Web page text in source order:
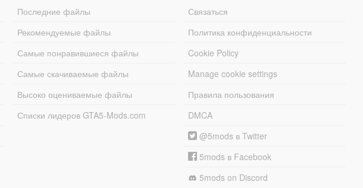
Последние файлы
Рекомендуемые файлы
Самые понравившиеся файлы
Самые скачиваемые файлы
Высоко оцениваемые файлы
Списки лидеров GTA5-Mods.com
Связаться
Политика конфиденциальности
Cookie Policy
Manage cookie settings
Правила пользования
DMCA
@5mods в Twitter
5mods в Facebook
5mods on Discord